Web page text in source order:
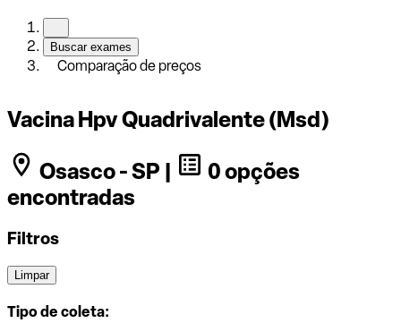
Buscar exames
Comparação de preços
Vacina Hpv Quadrivalente (Msd)
Osasco - SP |
0 opções
encontradas
Filtros
Limpar
Tipo de coleta: